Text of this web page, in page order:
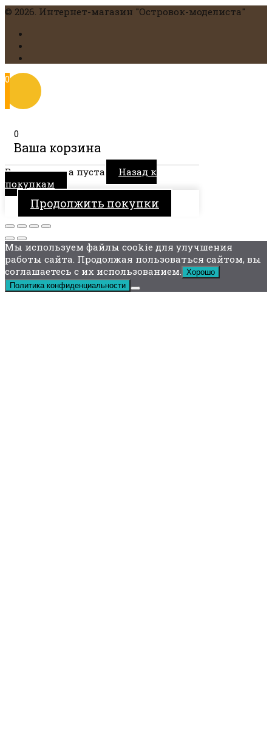
© 2026. Интернет-магазин "Островок-моделиста"
0
0
Ваша корзина
Ваша корзина пуста
Назад к
покупкам
Продолжить покупки
Мы используем файлы cookie для улучшения
работы сайта. Продолжая пользоваться сайтом, вы
соглашаетесь с их использованием.
Хорошо
Политика конфиденциальности